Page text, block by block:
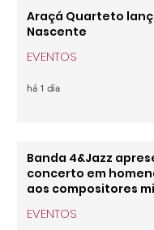
Araçá Quarteto
Nascente
EVENTOS
há 1 dia
Banda 4&Jazz
concerto em
aos compositores
Geográfico de Poços
EVENTOS